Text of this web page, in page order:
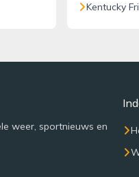
Kentucky
weer, sportnieuws en